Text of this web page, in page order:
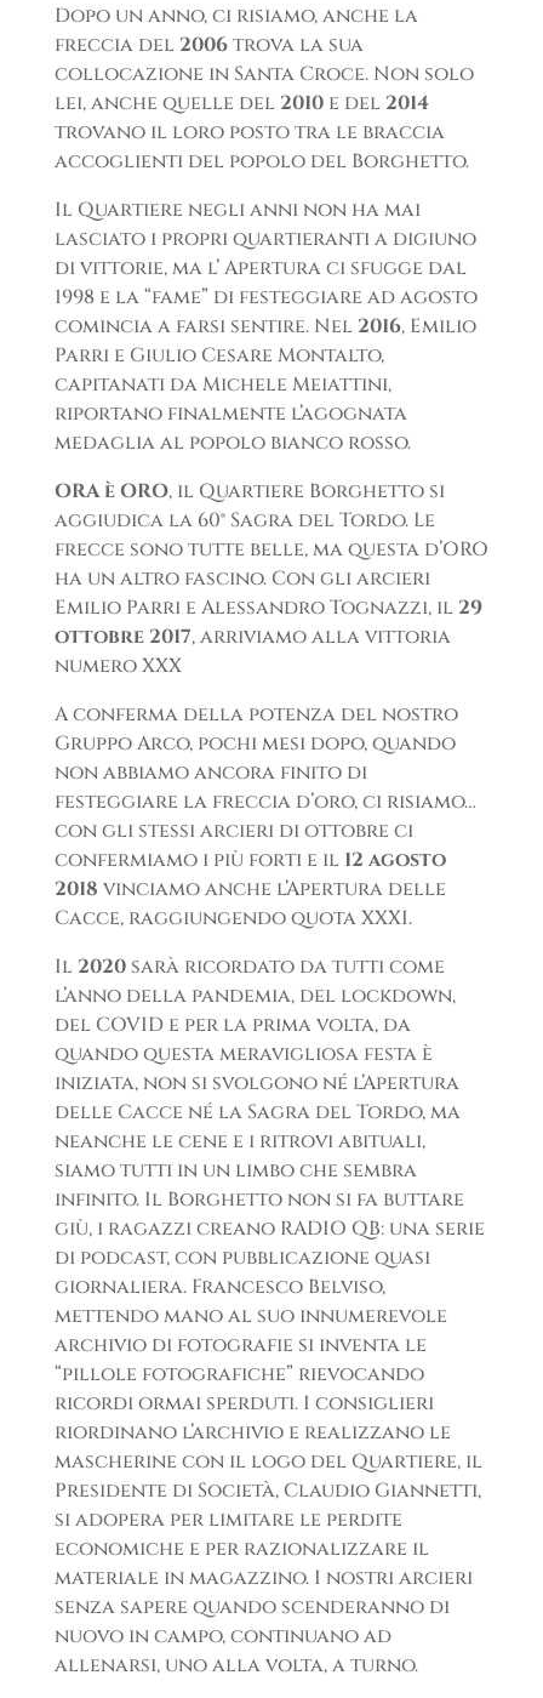
Dopo un anno, ci risiamo, anche la
freccia del 2006trova la sua
collocazione in Santa Croce. Non solo
lei, anche quelle del 2010e del 2014
trovano il loro posto tra le braccia
accoglienti del popolo del Borghetto.
Il Quartiere negli anni non ha mai
lasciato i propri quartieranti a digiuno
di vittorie, ma l’ Apertura ci sfugge dal
1998 e la “fame” di festeggiare ad agosto
comincia a farsi sentire. Nel 2016, Emilio
Parri e Giulio Cesare Montalto,
capitanati da Michele Meiattini,
riportano finalmente l’agognata
medaglia al popolo bianco rosso.
ORA è ORO, il Quartiere Borghetto si
aggiudica la 60° Sagra del Tordo. Le
frecce sono tutte belle, ma questa d’ORO
ha un altro fascino. Con gli arcieri
Emilio Parri e Alessandro Tognazzi, il 29
ottobre 2017, arriviamo alla vittoria
numero XXX
A conferma della potenza del nostro
Gruppo Arco, pochi mesi dopo, quando
non abbiamo ancora finito di
festeggiare la freccia d’oro, ci risiamo…
con gli stessi arcieri di ottobre ci
confermiamo i più forti e il 12 agosto
2018 vinciamo anche l’Apertura delle
Cacce, raggiungendo quota XXXI.
Il 2020 sarà ricordato da tutti come
l’anno della pandemia, del lockdown,
del COVID e per la prima volta, da
quando questa meravigliosa festa è
iniziata, non si svolgono né l’Apertura
delle Cacce né la Sagra del Tordo, ma
neanche le cene e i ritrovi abituali,
siamo tutti in un limbo che sembra
infinito. Il Borghetto non si fa buttare
giù, i ragazzi creano RADIO QB: una serie
di podcast, con pubblicazione quasi
giornaliera. Francesco Belviso,
mettendo mano al suo innumerevole
archivio di fotografie si inventa le
“pillole fotografiche” rievocando
ricordi ormai sperduti. I consiglieri
riordinano l’archivio e realizzano le
mascherine con il logo del Quartiere, il
Presidente di Società, Claudio Giannetti,
si adopera per limitare le perdite
economiche e per razionalizzare il
materiale in magazzino. I nostri arcieri
senza sapere quando scenderanno di
nuovo in campo, continuano ad
allenarsi, uno alla volta, a turno.